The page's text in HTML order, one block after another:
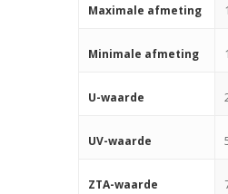
Maximale afmeting
Minimale afmeting
U-waarde
UV-waarde
ZTA-waarde